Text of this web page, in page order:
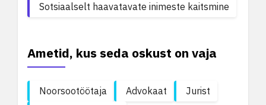
Sotsiaalselt haavatavate inimeste kaitsmine
Ametid, kus seda oskust on vaja
Noorsootöötaja Advokaat
Jurist